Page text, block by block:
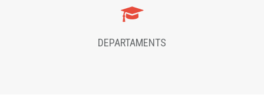
DEPARTAMENTS